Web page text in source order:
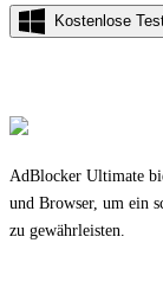
Kostenlose
AdBlocker Ultimate
und Browser, um ein
zu gewährleisten.